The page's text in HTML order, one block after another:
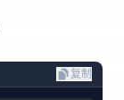
复制